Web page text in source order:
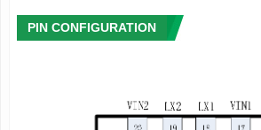
OTT盒子
IPC
PIN CONFIGURATION